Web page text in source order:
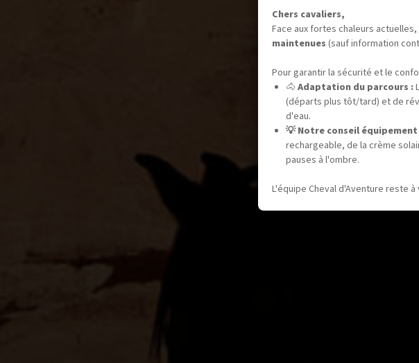
Chers cavaliers,
Face aux fortes chaleurs
maintenues (sauf information
Pour garantir la sécurité et le
🐴 Adaptation du parcours :
(départs plus tôt/tard) et de
d'eau.
💡 Notre conseil équipement
rechargeable, de la crème
pauses à l'ombre.
L'équipe Cheval d'Aventure reste